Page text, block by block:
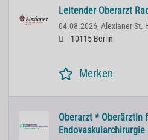
Leitender Oberarzt
04.08.2026, Alexianer St.
10115 Berlin
Merken
Oberarzt * Oberärztin
Endovaskularchirurgie